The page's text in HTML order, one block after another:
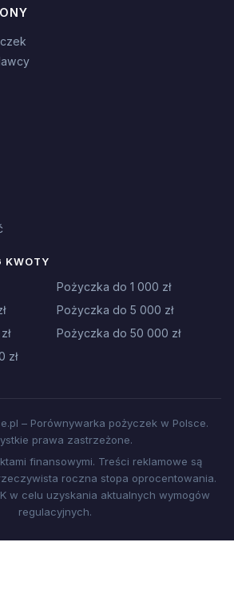
KWOTY
Pożyczka do 1 000 zł
Pożyczka do 5 000 zł
Pożyczka do 50 000 zł
zł
– Porównywarka pożyczek w Polsce.
prawa zastrzeżone.
finansowymi. Treści reklamowe są
roczna stopa oprocentowania.
w celu uzyskania aktualnych wymogów
regulacyjnych.